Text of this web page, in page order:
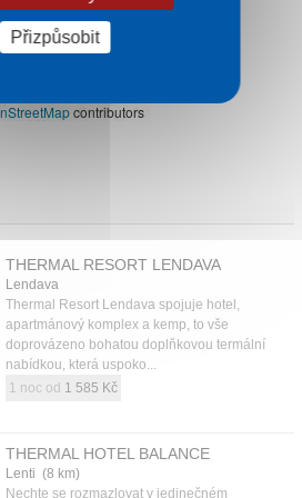
contributors
THERMAL RESORT LENDAVA
Lendava
Thermal Resort Lendava spojuje hotel,
apartmánový komplex a kemp, to vše
doprovázeno bohatou doplňkovou termální
nabídkou, která uspoko...
1 noc od 1 585 Kč
THERMAL HOTEL BALANCE
Lenti (8 km)
Nechte se rozmazlovat v jedinečném
Přizpůsobit